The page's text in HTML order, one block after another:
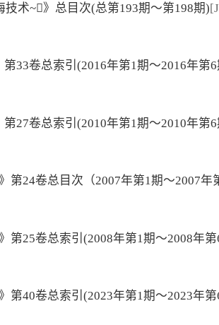
技术~》总目次(总第193期～第198期)
第33卷总索引(2016年第1期～2016年第
第27卷总索引(2010年第1期～2010年第
第24卷总目次（2007年第1期～2007年
第25卷总索引(2008年第1期～2008年
第40卷总索引(2023年第1期～2023年